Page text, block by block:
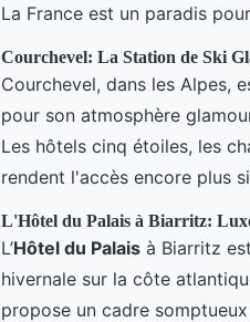
La France est un paradis
Courchevel: La Station de Ski
Courchevel, dans les Alpes,
pour son atmosphère
Les hôtels cinq étoiles, les
rendent l'accès encore plus
L'Hôtel du Palais à Biarritz:
L’Hôtel du Palais à Biarritz
hivernale sur la côte
propose un cadre